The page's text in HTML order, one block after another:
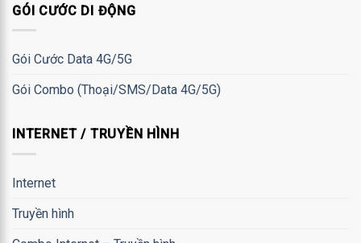
GÓI CƯỚC DI ĐỘNG
Gói Cước Data 4G/5G
Gói Combo (Thoại/SMS/Data 4G/5G)
INTERNET / TRUYỀN HÌNH
Internet
Truyền hình